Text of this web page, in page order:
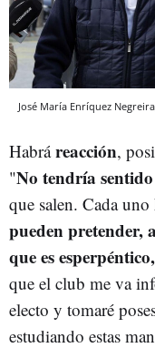
José María Enríquez
Habráreacción,
"No tendría
que salen. Cada
pueden pretender,
que es
que el club me va
electo y tomaré
estudiando estas